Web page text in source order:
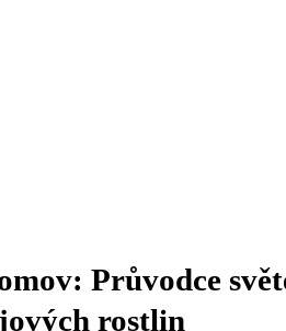
Průvodce
rostlin